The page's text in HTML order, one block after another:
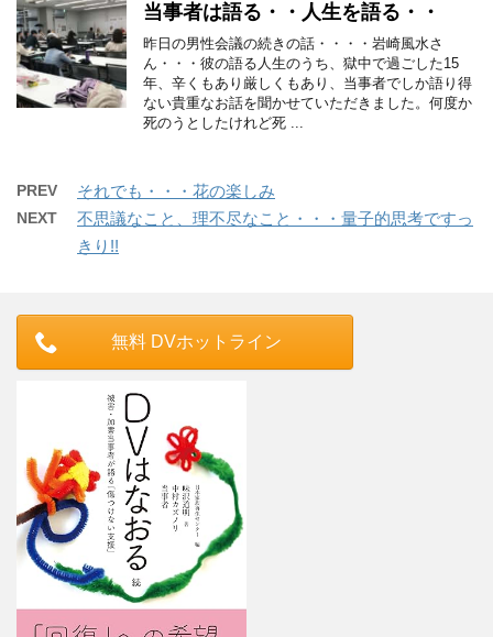
当事者は語る・・人生を語る・・
昨日の男性会議の続きの話・・・・岩崎風水さ
ん・・・彼の語る人生のうち、獄中で過ごした15
年、辛くもあり厳しくもあり、当事者でしか語り得
ない貴重なお話を聞かせていただきました。何度か
死のうとしたけれど死 ...
PREV それでも・・・花の楽しみ
NEXT
不思議なこと、理不尽なこと・・・量子的思考ですっ
きり!!
無料 DVホットライン